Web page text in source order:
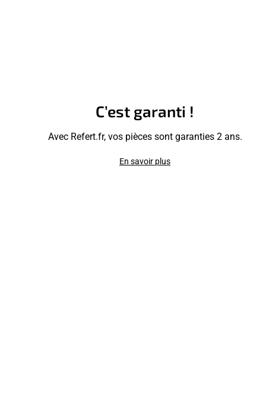
C’est garanti !
Avec Refert.fr, vos pièces sont garanties 2 ans.
En savoir plus